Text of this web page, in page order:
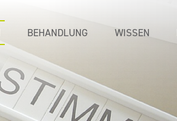
BEHANDLUNG WISSEN